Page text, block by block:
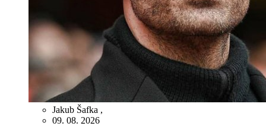
Jakub Šafka ,
09. 08. 2026